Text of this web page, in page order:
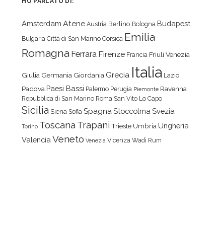
Amsterdam Atene Austria Berlino Bologna Budapest
Bulgaria Città di San Marino Corsica Emilia
Romagna Ferrara Firenze Francia Friuli Venezia
Giulia Germania Giordania Grecia Italia Lazio
Padova Paesi Bassi Palermo Perugia Piemonte Ravenna
Repubblica di San Marino Roma San Vito Lo Capo
Sicilia Siena Sofia SpagnaStoccolma Svezia
Torino Toscana Trapani Trieste Umbria Ungheria
Valencia Veneto Venezia Vicenza Wadi Rum